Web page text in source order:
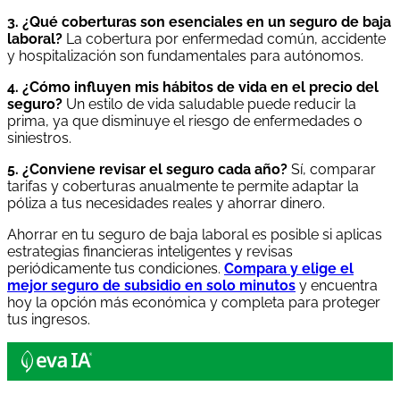
3. ¿Qué coberturas son esenciales en un seguro de baja
laboral? La cobertura por enfermedad común, accidente
y hospitalización son fundamentales para autónomos.
4. ¿Cómo influyen mis hábitos de vida en el precio del
seguro? Un estilo de vida saludable puede reducir la
prima, ya que disminuye el riesgo de enfermedades o
siniestros.
5. ¿Conviene revisar el seguro cada año? Sí, comparar
tarifas y coberturas anualmente te permite adaptar la
póliza a tus necesidades reales y ahorrar dinero.
Ahorrar en tu seguro de baja laboral es posible si aplicas
estrategias financieras inteligentes y revisas
periódicamente tus condiciones. Compara y elige el
mejor seguro de subsidio en solo minutos y encuentra
hoy la opción más económica y completa para proteger
tus ingresos.